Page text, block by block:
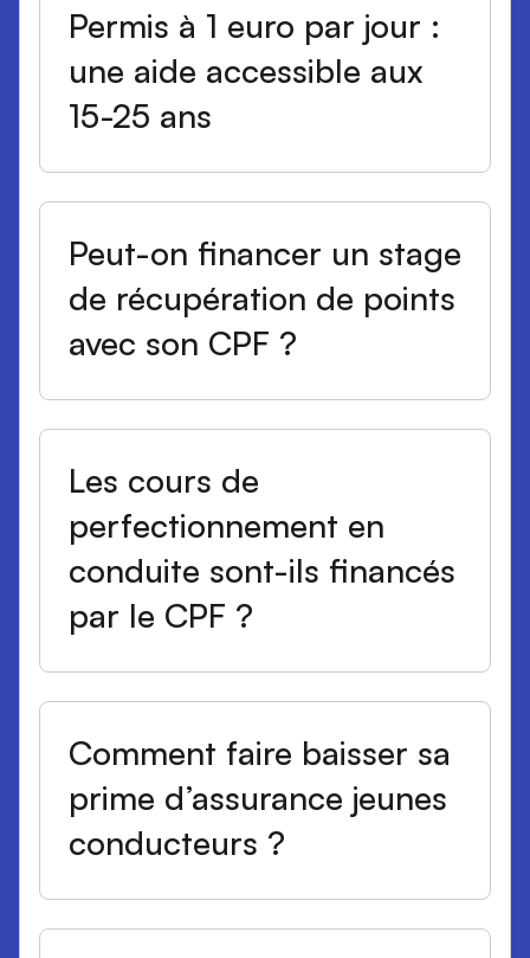
Permis à 1 euro par jour :
une aide accessible aux
15-25 ans
Peut-on financer un stage
de récupération de points
avec son CPF ?
Les cours de
perfectionnement en
conduite sont-ils financés
par le CPF ?
Comment faire baisser sa
prime d’assurance jeunes
conducteurs ?